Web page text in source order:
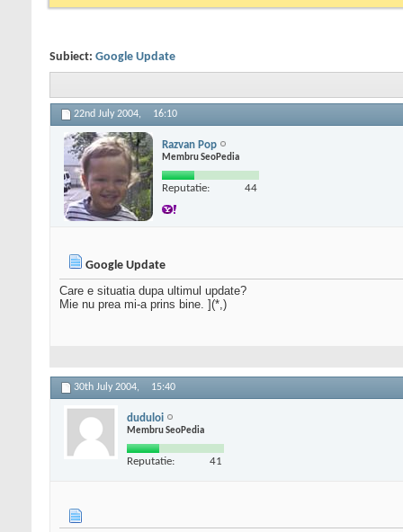
Subiect: Google Update
22nd July 2004, 16:10
Razvan Pop
Membru SeoPedia
Reputatie: 44
Google Update
Care e situatia dupa ultimul update?
Mie nu prea mi-a prins bine. ](*,)
30th July 2004, 15:40
duduloi
Membru SeoPedia
Reputatie: 41